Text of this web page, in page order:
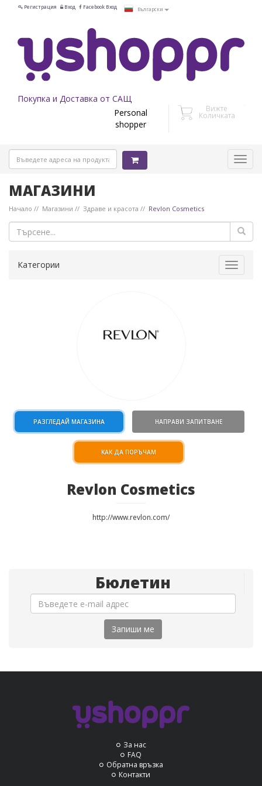
Регистрация Вход Facebook Вход Български
Покупка и Доставка от САЩ
Personal
shopper
Вижте
Количката
МАГАЗИНИ
Начало Магазини Здраве и красота Revlon Cosmetics
Toggle
Категории
РАЗГЛЕДАЙ МАГАЗИНА НАПРАВИ ЗАПИТВАНЕ
КАК ДА ПОРЪЧАМ
Revlon Cosmetics
http://www.revlon.com/
Бюлетин
Запиши ме
За нас
FAQ
Обратна връзка
Контакти